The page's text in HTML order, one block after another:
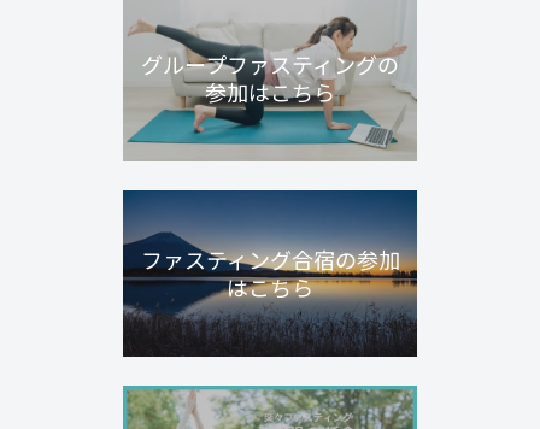
グループファスティングの
参加はこちら
ファスティング合宿の参加
はこちら